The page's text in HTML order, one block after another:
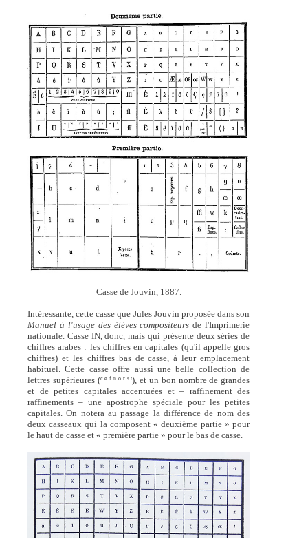
Casse de Jouvin, 1887.
Intéressante, cette casse que Jules Jouvin proposée dans son
Manuel à l'usage des élèves compositeurs de l'Imprimerie
nationale. Casse IN, donc, mais qui présente deux séries de
chiffres arabes : les chiffres en capitales (qu'il appelle gros
chiffres) et les chiffres bas de casse, à leur emplacement
habituel. Cette casse offre aussi une belle collection de
lettres supérieures (c e f n o r s t), et un bon nombre de grandes
et de petites capitales accentuées et – raffinement des
raffinements – une apostrophe spéciale pour les petites
capitales. On notera au passage la différence de nom des
deux casseaux qui la composent « deuxième partie » pour
le haut de casse et « première partie » pour le bas de casse.